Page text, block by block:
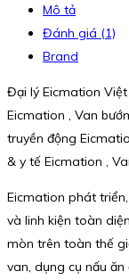
Mô tả
Đánh giá (1)
Brand
Đại lý Eicmation
Eicmation , Van
truyền động
& y tế Eicmation ,
Eicmation phát
và linh kiện toàn
mòn trên toàn thế
van, dụng cụ nấu